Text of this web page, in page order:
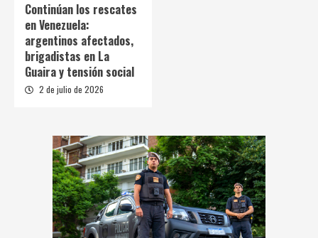
Continúan los rescates
en Venezuela:
argentinos afectados,
brigadistas en La
Guaira y tensión social
2 de julio de 2026